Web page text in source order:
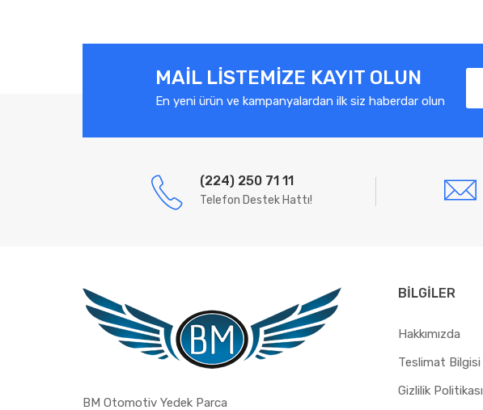
MAIL LISTEMIZE KAYIT OLUN
En yeni ürün ve kampanyalardan ilk siz haberdar olun
(224) 250 71 11
Telefon Destek Hattı!
BM Otomotiv Yedek Parca
BILGILER
Hakkımızda
Teslimat Bilgisi
Gizlilik Politikası